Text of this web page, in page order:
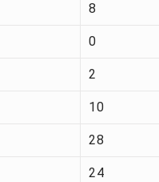
8
0
2
10
28
24